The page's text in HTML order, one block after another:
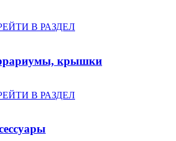
В РАЗДЕЛ
крышки
В РАЗДЕЛ